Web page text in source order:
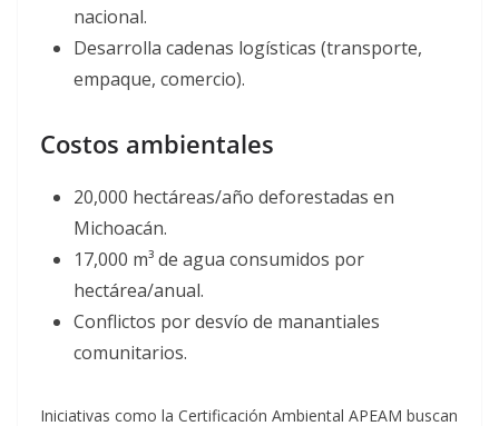
nacional.
Desarrolla cadenas logísticas (transporte,
empaque, comercio).
Costos ambientales
20,000 hectáreas/año deforestadas en
Michoacán.
17,000 m³ de agua consumidos por
hectárea/anual.
Conflictos por desvío de manantiales
comunitarios.
Iniciativas como la Certificación Ambiental APEAM buscan